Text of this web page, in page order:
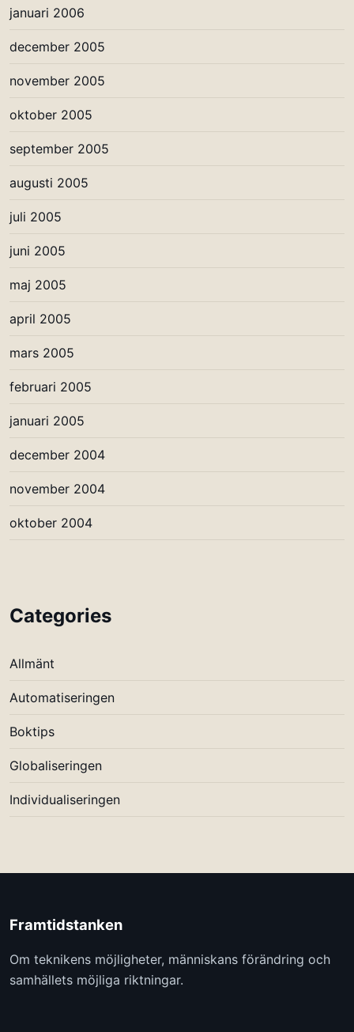
januari 2006
december 2005
november 2005
oktober 2005
september 2005
augusti 2005
juli 2005
juni 2005
maj 2005
april 2005
mars 2005
februari 2005
januari 2005
december 2004
november 2004
oktober 2004
Categories
Allmänt
Automatiseringen
Boktips
Globaliseringen
Individualiseringen
Framtidstanken
Om teknikens möjligheter, människans förändring och
samhällets möjliga riktningar.